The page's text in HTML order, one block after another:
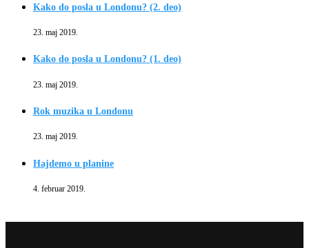
Kako do posla u Londonu? (2. deo)
23. maj 2019.
Kako do posla u Londonu? (1. deo)
23. maj 2019.
Rok muzika u Londonu
23. maj 2019.
Hajdemo u planine
4. februar 2019.